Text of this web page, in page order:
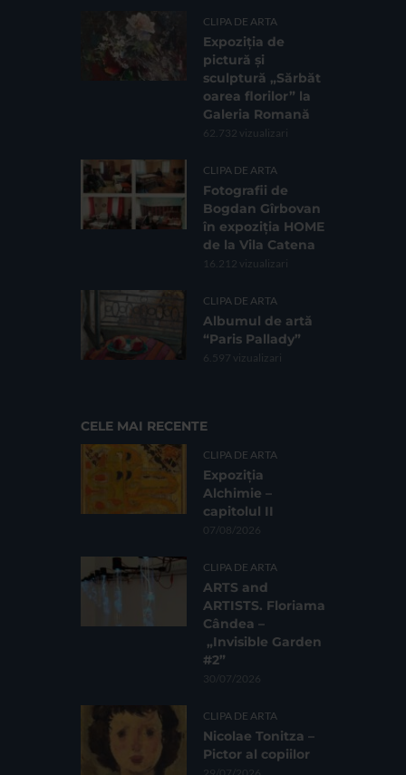
CLIPA DE ARTA
Expoziția de
pictură și
sculptură „Sărbăt
oarea florilor” la
Galeria Romană
62.732 vizualizari
CLIPA DE ARTA
Fotografii de
Bogdan Gîrbovan
în expoziția HOME
de la Vila Catena
16.212 vizualizari
CLIPA DE ARTA
Albumul de artă
“Paris Pallady”
6.597 vizualizari
CELE MAI RECENTE
CLIPA DE ARTA
Expoziția
Alchimie –
capitolul II
07/08/2026
CLIPA DE ARTA
ARTS and
ARTISTS. Floriama
Cândea –
„Invisible Garden
#2”
30/07/2026
CLIPA DE ARTA
Nicolae Tonitza –
Pictor al copiilor